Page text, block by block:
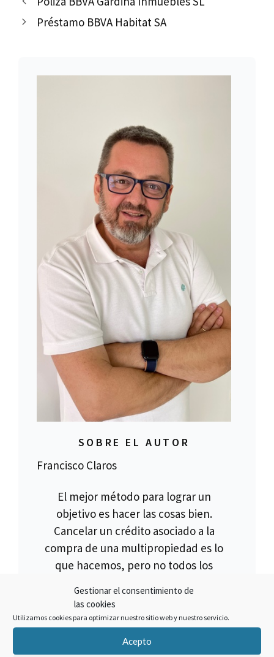
Gestionar el consentimiento de
las cookies
Utilizamos cookies para optimizar nuestro sitio web y nuestro servicio.
Acepto
Préstamo BBVA Habitat SA
SOBRE EL AUTOR
Francisco Claros
El mejor método para lograr un
objetivo es hacer las cosas bien.
Cancelar un crédito asociado a la
compra de una multipropiedad es lo
que hacemos, pero no todos los
necesario verificar toda la
documentación.
El equipo jurídico de Asesores y